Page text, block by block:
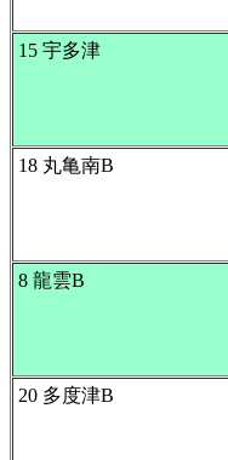
15 宇多津
18 丸亀南B
8 龍雲B
20 多度津B